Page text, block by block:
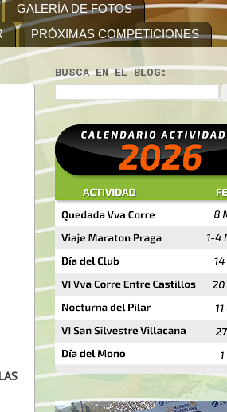
GALERÍA DE FOTOS
PRÓXIMAS COMPETICIONES
BUSCA EN EL BLOG: